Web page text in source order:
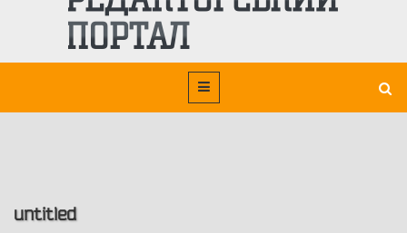
untitled